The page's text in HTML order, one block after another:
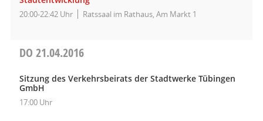
20:00-22:42 Uhr Ratssaal im Rathaus, Am Markt 1
DO 21.04.2016
Sitzung des Verkehrsbeirats der Stadtwerke Tübingen
GmbH
17:00 Uhr